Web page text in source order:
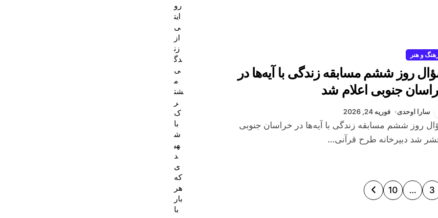
و هنر
روز ششم مسابقه زندگی با آیه‌ها در
جنوبی اعلام شد
سارا اوحدی فوریه 24, 2026
شد دبیرخانه طرح قرآنی...
3
…
10
رو
ایت
ی
از
زن
دگ
ی
م
شت
ر
ک
با
ش
هی
د
ی
که
هر
بار
با